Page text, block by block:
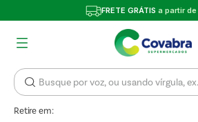
FRETE GRÁTIS a partir de
Retire em: